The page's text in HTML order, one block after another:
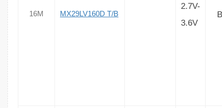
16M MX29LV160D T/B
2.7V-
3.6V